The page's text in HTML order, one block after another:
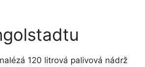
120 litrová palivová nádrž